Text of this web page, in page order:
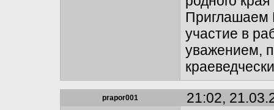
Приглашаем
участие в
уважением,
prapor001
21:02,